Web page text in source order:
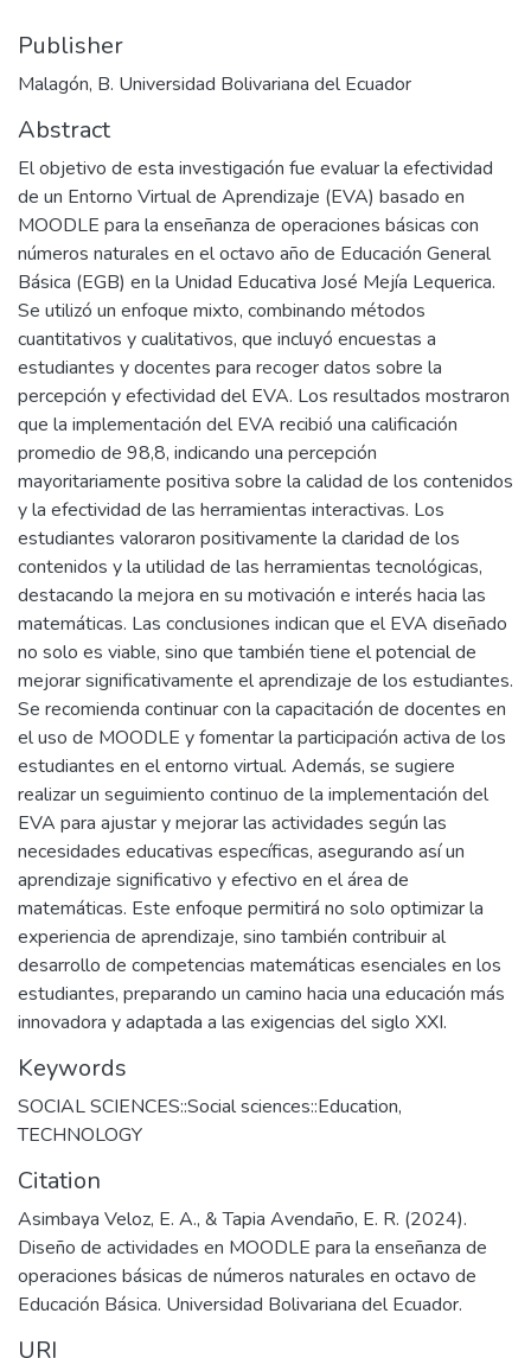
Authors
Tapia Avendaño, Ervin Rolando
Publisher
Malagón, B. Universidad Bolivariana del Ecuador
Abstract
El objetivo de esta investigación fue evaluar la efectividad
de un Entorno Virtual de Aprendizaje (EVA) basado en
MOODLE para la enseñanza de operaciones básicas con
números naturales en el octavo año de Educación General
Básica (EGB) en la Unidad Educativa José Mejía Lequerica.
Se utilizó un enfoque mixto, combinando métodos
cuantitativos y cualitativos, que incluyó encuestas a
estudiantes y docentes para recoger datos sobre la
percepción y efectividad del EVA. Los resultados mostraron
que la implementación del EVA recibió una calificación
promedio de 98,8, indicando una percepción
mayoritariamente positiva sobre la calidad de los contenidos
y la efectividad de las herramientas interactivas. Los
estudiantes valoraron positivamente la claridad de los
contenidos y la utilidad de las herramientas tecnológicas,
destacando la mejora en su motivación e interés hacia las
matemáticas. Las conclusiones indican que el EVA diseñado
no solo es viable, sino que también tiene el potencial de
mejorar significativamente el aprendizaje de los estudiantes.
Se recomienda continuar con la capacitación de docentes en
el uso de MOODLE y fomentar la participación activa de los
estudiantes en el entorno virtual. Además, se sugiere
realizar un seguimiento continuo de la implementación del
EVA para ajustar y mejorar las actividades según las
necesidades educativas específicas, asegurando así un
matemáticas. Este enfoque permitirá no solo optimizar la
experiencia de aprendizaje, sino también contribuir al
desarrollo de competencias matemáticas esenciales en los
innovadora y adaptada a las exigencias del siglo XXI.
Keywords
SOCIAL SCIENCES::Social sciences::Education,
TECHNOLOGY
Citation